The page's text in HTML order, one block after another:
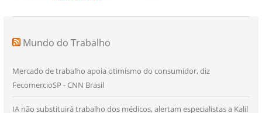
Mundo do Trabalho
Mercado de trabalho apoia otimismo do consumidor, diz
FecomercioSP - CNN Brasil
IA não substituirá trabalho dos médicos, alertam especialistas a Kalil